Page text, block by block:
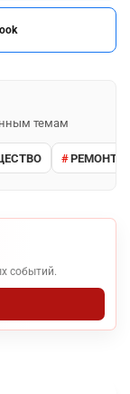
темам
РЕМОНТ
событий.